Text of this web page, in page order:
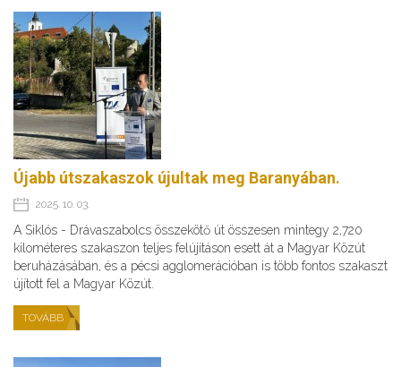
Újabb útszakaszok újultak meg Baranyában.
2025. 10. 03.
A Siklós - Drávaszabolcs összekötő út összesen mintegy 2,720
kilométeres szakaszon teljes felújításon esett át a Magyar Közút
beruházásában, és a pécsi agglomerációban is több fontos szakaszt
újított fel a Magyar Közút.
TOVÁBB